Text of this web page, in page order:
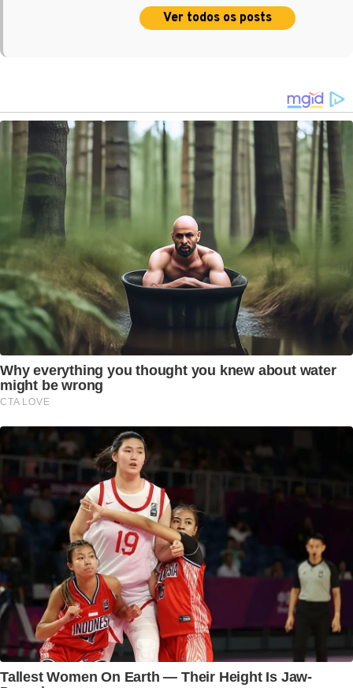
Ver todos os posts